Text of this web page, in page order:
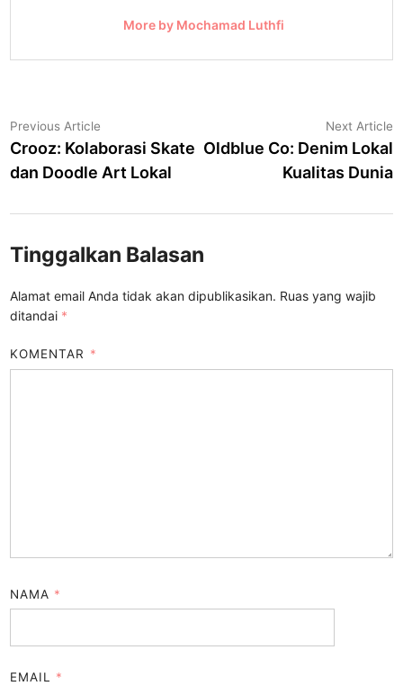
More by Mochamad Luthfi
Navigasi
pos
Previous Article
article:
Crooz: Kolaborasi Skate
dan Doodle Art Lokal
Next Article
Oldblue Co: Denim Lokal
Kualitas Dunia
Tinggalkan Balasan
Alamat email Anda tidak akan dipublikasikan. Ruas yang wajib
ditandai *
KOMENTAR *
NAMA *
EMAIL *